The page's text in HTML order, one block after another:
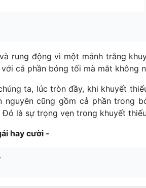
rung động vì một mảnh trăng
cả phần bóng tối mà mắt không
ta, lúc tròn đầy, khi khuyết
nguyên cũng gồm cả phần trong
Đó là sự trọng vẹn trong khuyết
hay cười -